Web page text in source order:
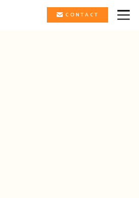
CONTACT